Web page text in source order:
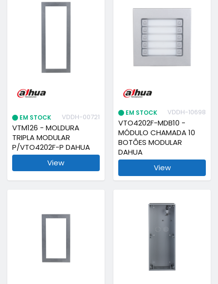
EM STOCK VDDH-00721
VTM126 - MOLDURA
TRIPLA MODULAR
P/VTO4202F-P DAHUA
View
EM STOCK VDDH-10698
VTO4202F-MDB10 -
MÓDULO CHAMADA 10
BOTÕES MODULAR
DAHUA
View